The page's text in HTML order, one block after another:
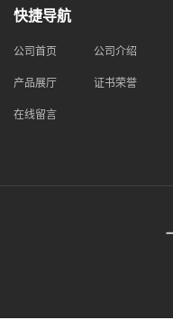
快捷导航
公司首页 公司介绍
产品展厅 证书荣誉
在线留言